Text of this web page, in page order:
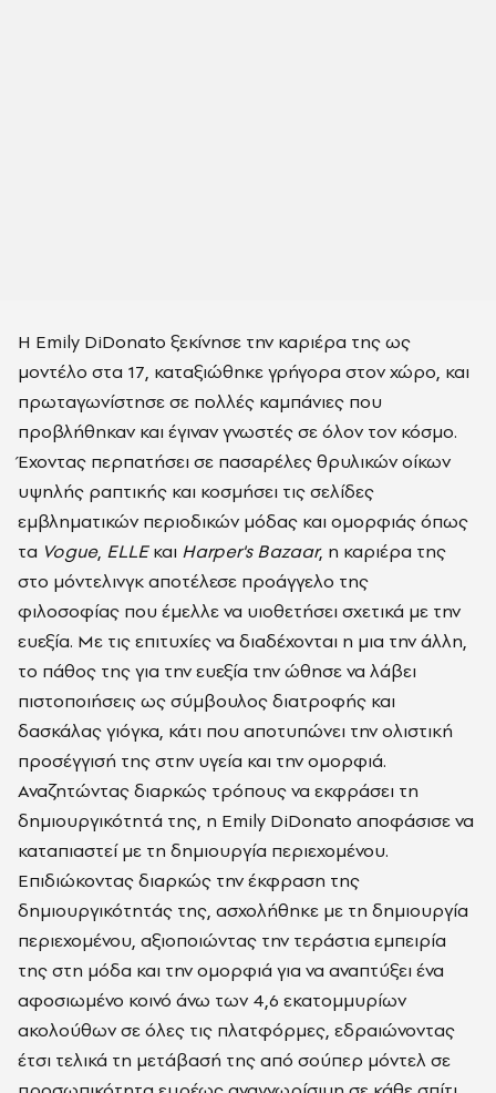
Η Emily DiDonato ξεκίνησε την καριέρα της ως
μοντέλο στα 17, καταξιώθηκε γρήγορα στον χώρο, και
πρωταγωνίστησε σε πολλές καμπάνιες που
προβλήθηκαν και έγιναν γνωστές σε όλον τον κόσμο.
Έχοντας περπατήσει σε πασαρέλες θρυλικών οίκων
υψηλής ραπτικής και κοσμήσει τις σελίδες
εμβληματικών περιοδικών μόδας και ομορφιάς όπως
τα Vogue, ELLEκαι Harper's Bazaar, η καριέρα της
στο μόντελινγκ αποτέλεσε προάγγελο της
φιλοσοφίας που έμελλε να υιοθετήσει σχετικά με την
ευεξία. Με τις επιτυχίες να διαδέχονται η μια την άλλη,
το πάθος της για την ευεξία την ώθησε να λάβει
πιστοποιήσεις ως σύμβουλος διατροφής και
δασκάλας γιόγκα, κάτι που αποτυπώνει την ολιστική
προσέγγισή της στην υγεία και την ομορφιά.
Αναζητώντας διαρκώς τρόπους να εκφράσει τη
δημιουργικότητά της, η Emily DiDonato αποφάσισε να
καταπιαστεί με τη δημιουργία περιεχομένου.
Επιδιώκοντας διαρκώς την έκφραση της
δημιουργικότητάς της, ασχολήθηκε με τη δημιουργία
περιεχομένου, αξιοποιώντας την τεράστια εμπειρία
της στη μόδα και την ομορφιά για να αναπτύξει ένα
αφοσιωμένο κοινό άνω των 4,6 εκατομμυρίων
ακολούθων σε όλες τις πλατφόρμες, εδραιώνοντας
έτσι τελικά τη μετάβασή της από σούπερ μόντελ σε